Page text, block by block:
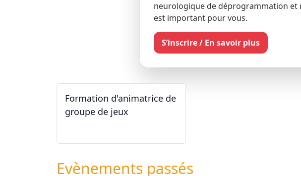
neurologique de déprogrammation
est important pour vous.
S’inscrire / En savoir plus
Formation d'animatrice de
groupe de jeux
Evènements passés